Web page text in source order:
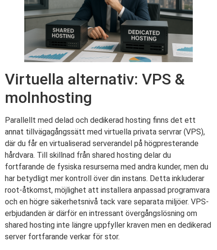
Virtuella alternativ: VPS &
molnhosting
Parallellt med delad och dedikerad hosting finns det ett
annat tillvägagångssätt med virtuella privata servrar (VPS),
där du får en virtualiserad serverandel på högpresterande
hårdvara. Till skillnad från shared hosting delar du
fortfarande de fysiska resurserna med andra kunder, men du
har betydligt mer kontroll över din instans. Detta inkluderar
root-åtkomst, möjlighet att installera anpassad programvara
och en högre säkerhetsnivå tack vare separata miljöer. VPS-
erbjudanden är därför en intressant övergångslösning om
shared hosting inte längre uppfyller kraven men en dedikerad
server fortfarande verkar för stor.